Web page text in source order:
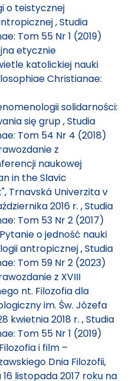
o teistycznej
,Studia
Tom 55 Nr 1 (2019)
etycznie
katolickiej nauki
Christianae:
solidarności:
się grup,Studia
Tom 54 Nr 4 (2018)
z
naukowej
in the Slavic
Trnavská Univerzita v
2016 r. ,Studia
Tom 53 Nr 2 (2017)
Pytanie o jedność nauki
antropicznej,Studia
Tom 59 Nr 2 (2023)
z XVIII
nt. Filozofia dla
im. Św. Józefa
kwietnia 2018 r. ,Studia
Tom 55 Nr 1 (2019)
Filozofia i film –
Dnia Filozofii,
listopada 2017 roku na